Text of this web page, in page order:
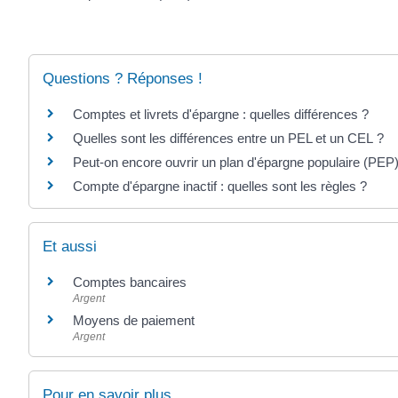
Questions ? Réponses !
Comptes et livrets d'épargne : quelles différences ?
Quelles sont les différences entre un PEL et un CEL ?
Peut-on encore ouvrir un plan d'épargne populaire
Compte d'épargne inactif : quelles sont les règles ?
Et aussi
Comptes bancaires
Argent
Moyens de paiement
Argent